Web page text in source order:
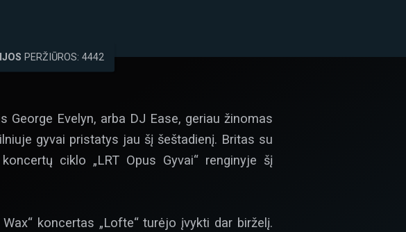
PERŽIŪROS: 4442
Evelyn, arba DJ Ease, geriau žinomas
gyvai pristatys jau šį šeštadienį. Britas su
ciklo „LRT Opus Gyvai“ renginyje šį
koncertas „Lofte“ turėjo įvykti dar birželį.